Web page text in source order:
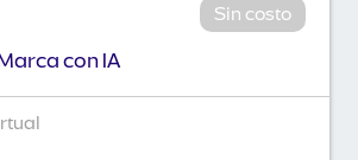
Sin costo
con IA